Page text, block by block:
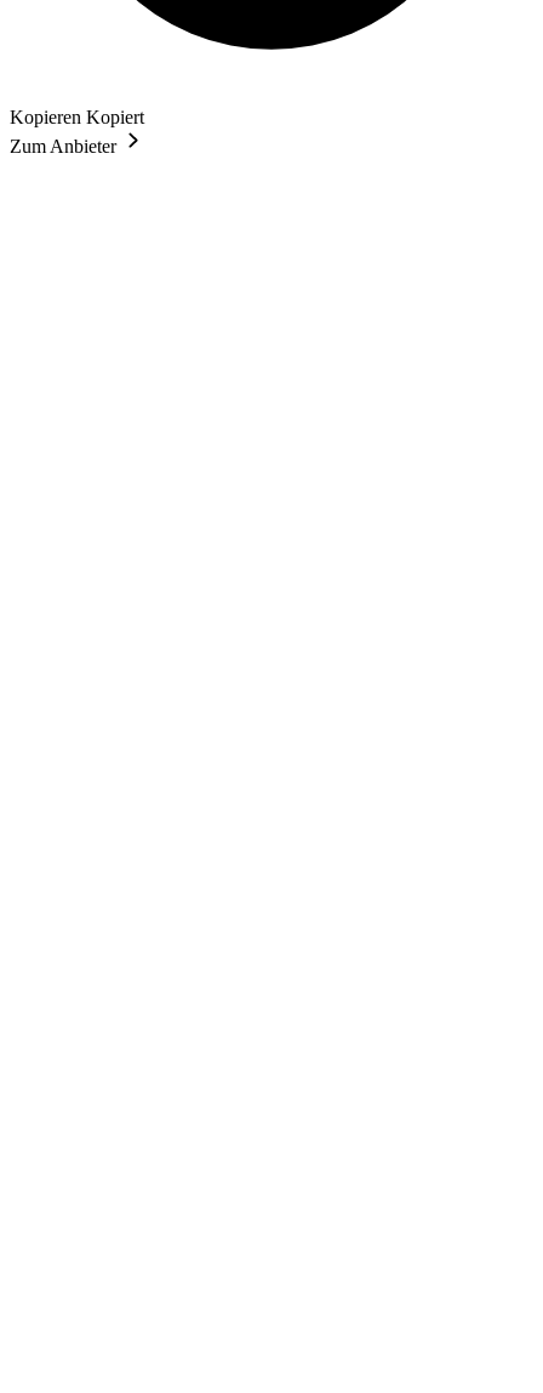
Kopieren Kopiert
Zum Anbieter